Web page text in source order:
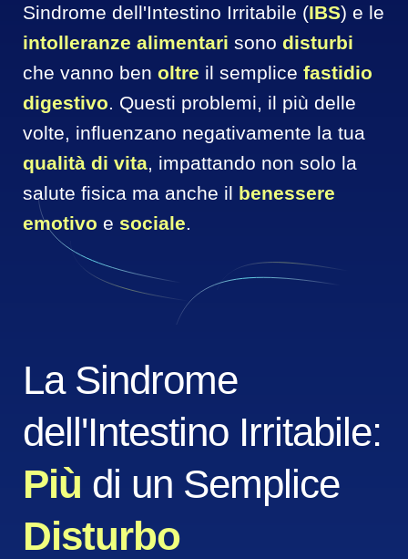
Sindrome dell'Intestino Irritabile (IBS
intolleranze alimentari sono disturbi
che vanno ben oltre il semplice fastidio
digestivo. Questi problemi, il più delle
qualità di vita, impattando non solo la
salute fisica ma anche il benessere
emotivo e sociale.
La Sindrome
Più
Disturbo